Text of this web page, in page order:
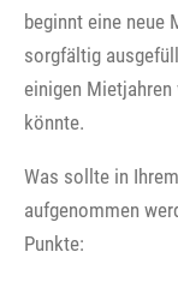
beginnt eine neue
sorgfältig
einigen
könnte.
Was sollte in
aufgenommen
Punkte: